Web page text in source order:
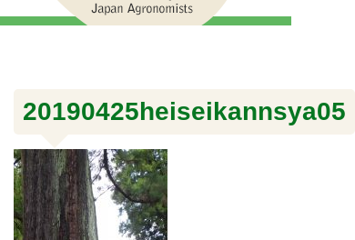
20190425heiseikannsya05